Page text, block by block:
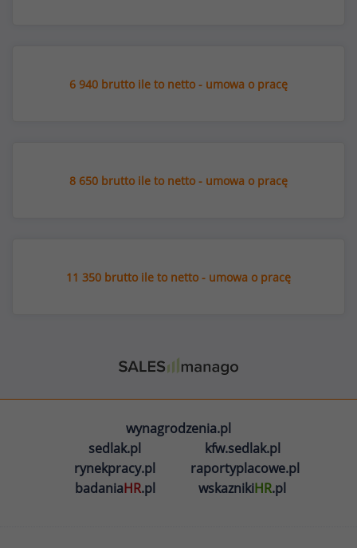
6 940 brutto ile to netto - umowa o pracę
8 650 brutto ile to netto - umowa o pracę
11 350 brutto ile to netto - umowa o pracę
wynagrodzenia.pl
sedlak.pl
kfw.sedlak.pl
rynekpracy.pl
raportyplacowe.pl
badaniaHR.pl wskaznikiHR.pl